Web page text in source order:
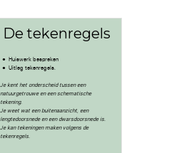
De tekenregels
Huiswerk bespreken
Uitleg tekenregels.
Je kent het onderscheid tussen een
natuurgetrouwe en een schematische
tekening.
Je weet wat een buitenaanzicht, een
lengtedoorsnede en een dwarsdoorsnede is.
Je kan tekeningen maken volgens de
tekenregels.